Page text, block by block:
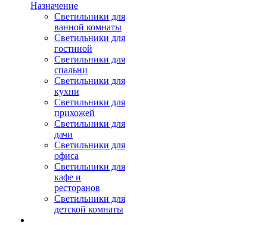
Назначение
Светильники для
ванной комнаты
Светильники для
гостиной
Светильники для
спальни
Светильники для
кухни
Светильники для
прихожей
Светильники для
дачи
Светильники для
офиса
Светильники для
кафе и
ресторанов
Светильники для
детской комнаты